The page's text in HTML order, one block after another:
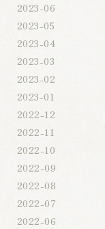
2023-06
2023-05
2023-04
2023-03
2023-02
2023-01
2022-12
2022-11
2022-10
2022-09
2022-08
2022-07
2022-06